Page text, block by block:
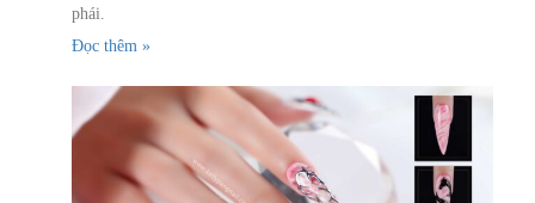
phái.
Đọc thêm »